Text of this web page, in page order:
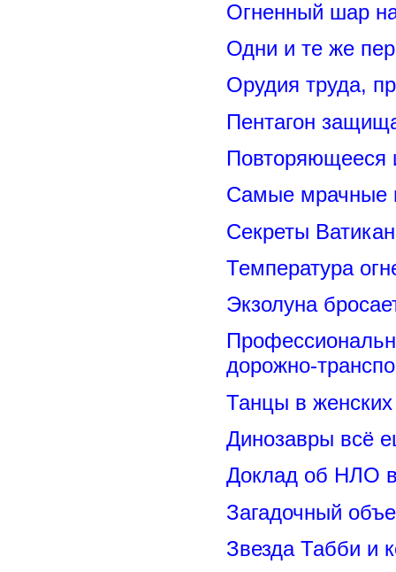
Огненный шар
Одни и те же
Орудия труда,
Пентагон
Повторяющееся
Самые мрачные
Секреты
Температура
Экзолуна
дорожно-
Танцы в женских
Динозавры всё
Доклад об НЛО
Загадочный
Звезда Табби и